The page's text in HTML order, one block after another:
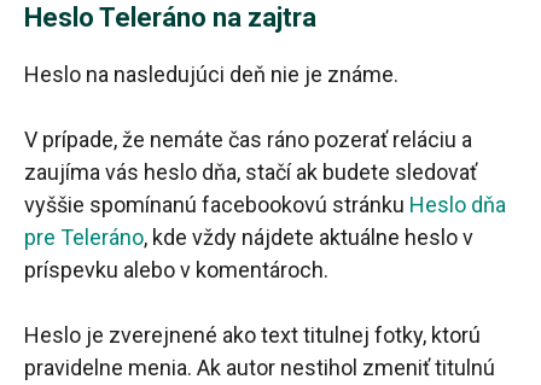
Heslo Teleráno na zajtra
Heslo na nasledujúci deň nie je známe.
V prípade, že nemáte čas ráno pozerať reláciu a
zaujíma vás heslo dňa, stačí ak budete sledovať
vyššie spomínanú facebookovú stránku Heslo dňa
pre Teleráno, kde vždy nájdete aktuálne heslo v
príspevku alebo v komentároch.
Heslo je zverejnené ako text titulnej fotky, ktorú
pravidelne menia. Ak autor nestihol zmeniť titulnú